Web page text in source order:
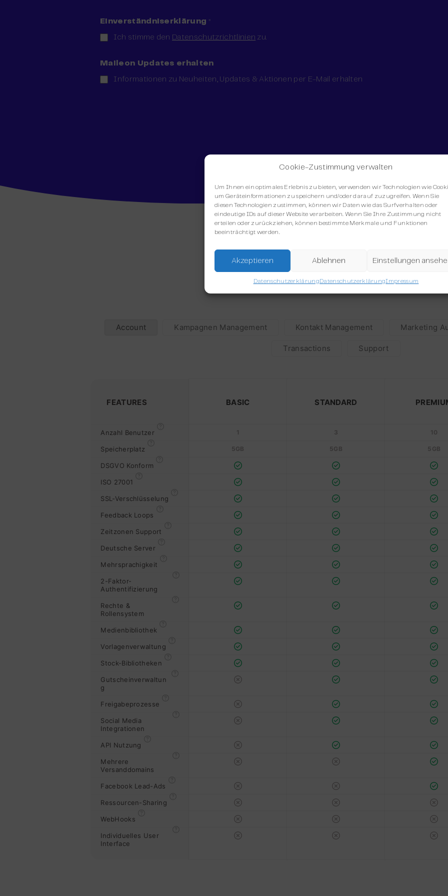
Cookie-Zustimmung verwalten
Um Ihnen ein optimales Erlebnis zu bieten, verwenden wir Technologien wie
um Geräteinformationen zu speichern und/oder darauf zuzugreifen. Wenn Sie
diesen Technologien zustimmen, können wir Daten wie das Surfverhalten oder
eindeutige IDs auf dieser Website verarbeiten. Wenn Sie Ihre Zustimmung nicht
erteilen oder zurückziehen, können bestimmte Merkmale und Funktionen
beeinträchtigt werden.
Akzeptieren Ablehnen Einstellungen
DatenschutzerklärungDatenschutzerklärungImpressum
Einverständniserklärung *
Ich stimme den Datenschutzrichtlinien zu.
Maileon Updates erhalten
Informationen zu Neuheiten, Updates & Aktionen per E-Mail erhalten
Paketübersicht
Account Kampagnen Management Kontakt Management Marketing
Transactions Support
FEATURES
Anzahl Benutzer
Speicherplatz
DSGVO Konform
ISO 27001
SSL-Verschlüsselung
Feedback Loops
Zeitzonen Support
Deutsche Server
Mehrsprachigkeit
2-Faktor-
Authentifizierung
Rechte &
Rollensystem
Medienbibliothek
Vorlagenverwaltung
Stock-Bibliotheken
Gutscheinverwaltun
g
Freigabeprozesse
Social Media
Integrationen
API Nutzung
Mehrere
Versanddomains
Facebook Lead-Ads
Ressourcen-Sharing
WebHooks
Individuelles User
Interface
BASIC
1
5GB
STANDARD
3
5GB
10
5GB